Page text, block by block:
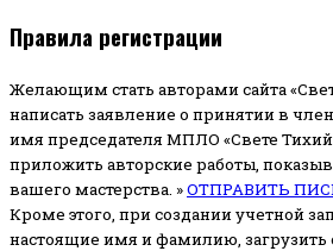
Правила регистрации
Желающим стать авторами сайта
написать заявление о принятии в
имя председателя МПЛО «Свете
приложить авторские работы,
вашего мастерства. »ОТПРАВИТЬ
Кроме этого, при создании учетной
настоящие имя и фамилию,